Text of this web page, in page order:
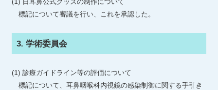
標記について審議を行い、これを承認した。
3. 学術委員会
(1) 診療ガイドライン等の評価について
標記について、耳鼻咽喉科内視鏡の感染制御に関する手引き